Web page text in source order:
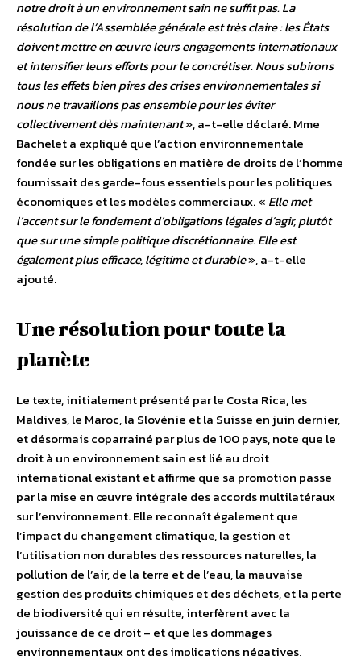
notre droit à un environnement sain ne suffit pas. La
résolution de l’Assemblée générale est très claire : les États
doivent mettre en œuvre leurs engagements internationaux
et intensifier leurs efforts pour le concrétiser. Nous subirons
tous les effets bien pires des crises environnementales si
nous ne travaillons pas ensemble pour les éviter
collectivement dès maintenant», a-t-elle déclaré.Mme
Bachelet a expliqué que l’action environnementale
fondée sur les obligations en matière de droits de l’homme
fournissait des garde-fous essentiels pour les politiques
économiques et les modèles commerciaux. « Elle met
l’accent sur le fondement d’obligations légales d’agir, plutôt
que sur une simple politique discrétionnaire. Elle est
également plus efficace, légitime et durable», a-t-elle
ajouté.
Une résolution pour toute la
planète
Le texte, initialement présenté par le Costa Rica, les
Maldives, le Maroc, la Slovénie et la Suisse en juin dernier,
et désormais coparrainé par plus de 100 pays, note que le
droit à un environnement sain est lié au droit
international existant et affirme que sa promotion passe
par la mise en œuvre intégrale des accords multilatéraux
sur l’environnement. Elle reconnaît également que
l’impact du changement climatique, la gestion et
l’utilisation non durables des ressources naturelles, la
pollution de l’air, de la terre et de l’eau, la mauvaise
gestion des produits chimiques et des déchets, et la perte
de biodiversité qui en résulte, interfèrent avec la
jouissance de ce droit – et que les dommages
environnementaux ont des implications négatives,